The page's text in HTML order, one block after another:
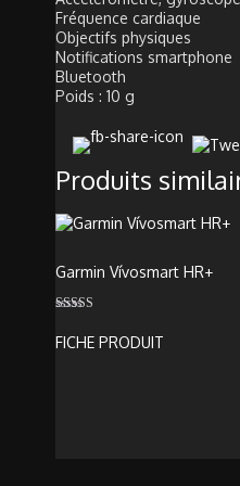
Fréquence cardiaque
Objectifs physiques
Notifications smartphone
Bluetooth
Poids : 10 g
Produits
Garmin Vívosmart HR+
5.00
sur 5
FICHE PRODUIT